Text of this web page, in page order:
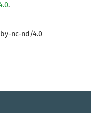
.
nc-nd/4.0